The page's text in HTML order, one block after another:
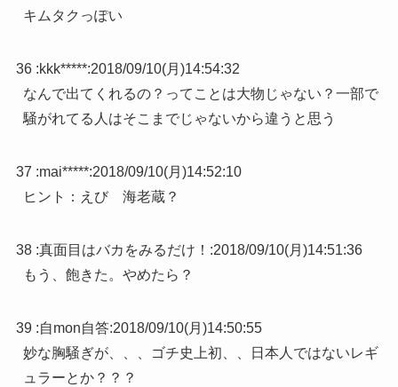
キムタクっぽい
36 :kkk*****:2018/09/10(月)14:54:32
なんで出てくれるの？ってことは大物じゃない？一部で
騒がれてる人はそこまでじゃないから違うと思う
37 :mai*****:2018/09/10(月)14:52:10
ヒント：えび 海老蔵？
38 :真面目はバカをみるだけ！ :2018/09/10(月)14:51:36
もう、飽きた。やめたら？
39 :自mon自答:2018/09/10(月)14:50:55
妙な胸騒ぎが、、、ゴチ史上初、、日本人ではないレギ
ュラーとか？？？